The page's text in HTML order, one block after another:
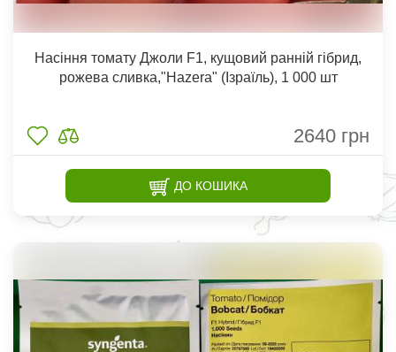
Насіння томату Джоли F1, кущовий ранній гібрид,
рожева сливка,"Hazera" (Ізраїль), 1 000 шт
2640 грн
ДО КОШИКА